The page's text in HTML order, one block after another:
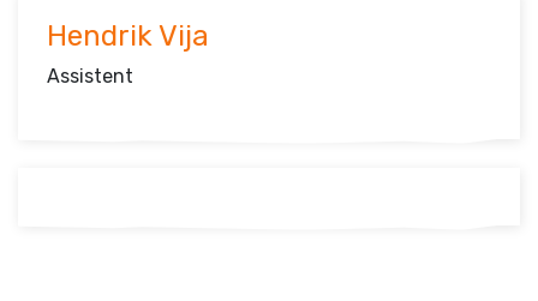
Hendrik Vija
Assistent